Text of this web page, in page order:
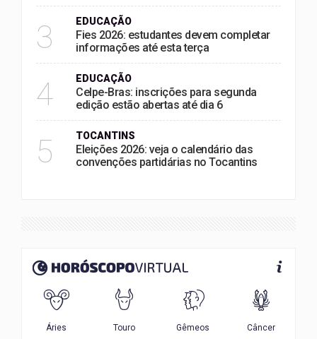
3 EDUCAÇÃO
Fies 2026: estudantes devem completar
informações até esta terça
4 EDUCAÇÃO
Celpe-Bras: inscrições para segunda
edição estão abertas até dia 6
5 TOCANTINS
Eleições 2026: veja o calendário das
convenções partidárias no Tocantins